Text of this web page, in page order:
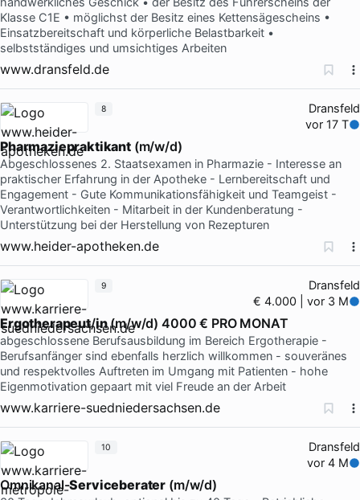
Klasse C1E • möglichst der Besitz eines Kettensägescheins •
Einsatzbereitschaft und körperliche Belastbarkeit •
selbstständiges und umsichtiges Arbeiten
www.dransfeld.de
Dransfeld
vor 17 T
Pharmaziepraktikant(m/w/d)
Abgeschlossenes 2. Staatsexamen in Pharmazie - Interesse an
praktischer Erfahrung in der Apotheke - Lernbereitschaft und
Engagement - Gute Kommunikationsfähigkeit und Teamgeist -
Verantwortlichkeiten - Mitarbeit in der Kundenberatung -
Unterstützung bei der Herstellung von Rezepturen
www.heider-apotheken.de
8
Dransfeld
€ 4.000 | vor 3 M
Ergotherapeut/in(m/w/d) 4000 € PRO MONAT
abgeschlossene Berufsausbildung im Bereich Ergotherapie -
Berufsanfänger sind ebenfalls herzlich willkommen - souveränes
und respektvolles Auftreten im Umgang mit Patienten - hohe
Eigenmotivation gepaart mit viel Freude an der Arbeit
www.karriere-suedniedersachsen.de
9
Dransfeld
vor 4 M
Omnikanal-Serviceberater (m/w/d)
10